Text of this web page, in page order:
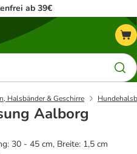
ab 39€
Halsbänder & Geschirre
Aalborg
30 - 45 cm, Breite: 1,5 cm